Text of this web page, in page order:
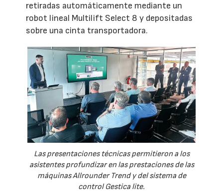
retiradas automáticamente mediante un
robot lineal Multilift Select 8 y depositadas
sobre una cinta transportadora.
Las presentaciones técnicas permitieron a los
asistentes profundizar en las prestaciones de las
máquinas Allrounder Trend y del sistema de
control Gestica lite.